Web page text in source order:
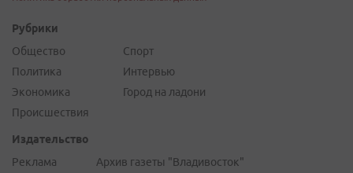
Рубрики
Общество
Политика
Экономика
Происшествия
Спорт
Интервью
Город на ладони
Издательство
Реклама
Архив газеты "Владивосток"